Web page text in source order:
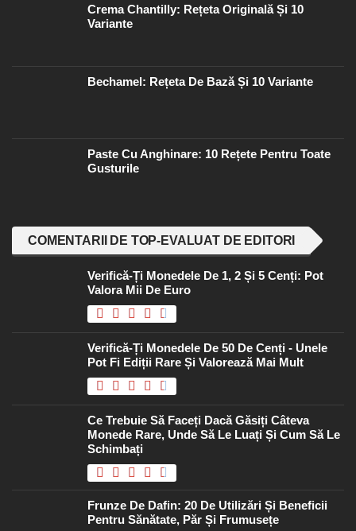
Crema Chantilly: Rețeta Originală Și 10
Variante
Bechamel: Rețeta De Bază Și 10 Variante
Paste Cu Anghinare: 10 Rețete Pentru Toate
Gusturile
COMENTARII DE TOP-EVALUAT DE EDITORI
Verifică-Ți Monedele De 1, 2 Și 5 Cenți: Pot
Valora Mii De Euro
Verifică-Ți Monedele De 50 De Cenți - Unele
Pot Fi Ediții Rare Și Valorează Mai Mult
Ce Trebuie Să Faceți Dacă Găsiți Câteva
Monede Rare, Unde Să Le Luați Și Cum Să Le
Schimbați
Frunze De Dafin: 20 De Utilizări Și Beneficii
Pentru Sănătate, Păr Și Frumusețe